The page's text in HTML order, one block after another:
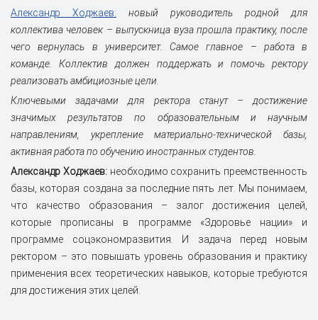
Александр Ходжаев:
новый руководитель родной для
коллектива человек – выпускница вуза прошла практику, после
чего вернулась в университет. Самое главное – работа в
команде. Коллектив должен поддержать и помочь ректору
реализовать амбициозные цели.
Ключевыми задачами для ректора станут – достижение
значимых результатов по образовательным и научным
направлениям, укрепление материально-технической базы,
активная работа по обучению иностранных студентов.
Александр Ходжаев:необходимо сохранить преемственность
базы, которая создана за последние пять лет. Мы понимаем,
что качество образования – залог достижения целей,
которые прописаны в программе «Здоровье нации» и
программе соцэкономразвития. И задача перед новым
ректором – это повышать уровень образования и практику
применения всех теоретических навыков, которые требуются
для достижения этих целей.